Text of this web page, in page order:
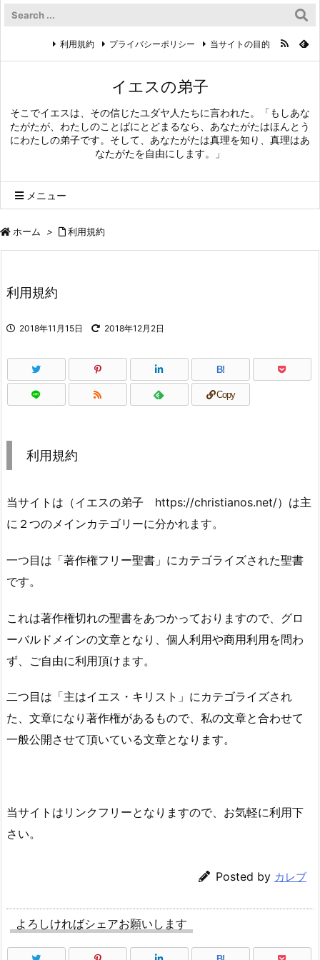
イエスの弟子
そこでイエスは、その信じたユダヤ人たちに言われた。「もしあな
たがたが、わたしのことばにとどまるなら、あなたがたはほんとう
にわたしの弟子です。そして、あなたがたは真理を知り、真理はあ
なたがたを自由にします。」
メニュー
利用規約 プライバシーポリシー 当サイトの目的
ホーム > 利用規約
利用規約
2018年11月15日 2018年12月2日
B!
Copy
利用規約
当サイトは（イエスの弟子 https://christianos.net/）は主
に２つのメインカテゴリーに分かれます。
一つ目は「著作権フリー聖書」にカテゴライズされた聖書
です。
これは著作権切れの聖書をあつかっておりますので、グロ
ーバルドメインの文章となり、個人利用や商用利用を問わ
ず、ご自由に利用頂けます。
二つ目は「主はイエス・キリスト」にカテゴライズされ
た、文章になり著作権があるもので、私の文章と合わせて
一般公開させて頂いている文章となります。
当サイトはリンクフリーとなりますので、お気軽に利用下
さい。
Posted by カレブ
よろしければシェアお願いします